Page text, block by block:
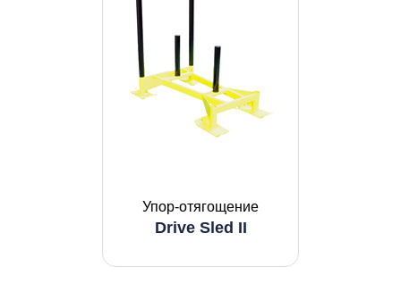
Упор-отягощение
Drive Sled II